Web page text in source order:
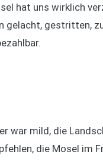
hat uns wirklich
gelacht, gestritten,
war mild, die
die Mosel im